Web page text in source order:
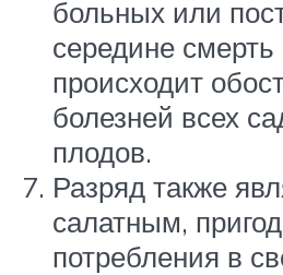
больных или
середине смерть
происходит
болезней всех
плодов.
Разряд также
салатным,
потребления в